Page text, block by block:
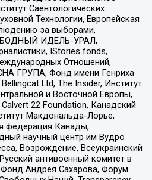
Саентологических
Технологии, Европейская
за выборами,
ИДЕЛЬ-УРАЛ,
IStories fonds,
Отношений,
ГРУПА, Фонд имени Генриха
Ltd, The Insider, Институт
и Восточной Европы,
22 Foundation, Канадский
Макдональда-Лорье,
федерация Канады,
научный центр им Вудро
Возрождение, Всеукраинский
антивоенный комитет в
Андрея Сахарова, Форум